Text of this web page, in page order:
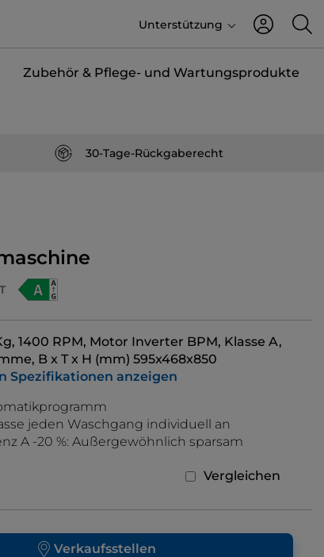
Unterstützung
Zubehör & Pflege- und Wartungsprodukte
30-Tage-Rückgaberecht
1400 RPM, Motor Inverter BPM, Klasse A,
B x T x H (mm) 595x468x850
Spezifikationen anzeigen
Vergleichen
jeden Waschgang individuell an
A -20 %: Außergewöhnlich sparsam
Verkaufsstellen